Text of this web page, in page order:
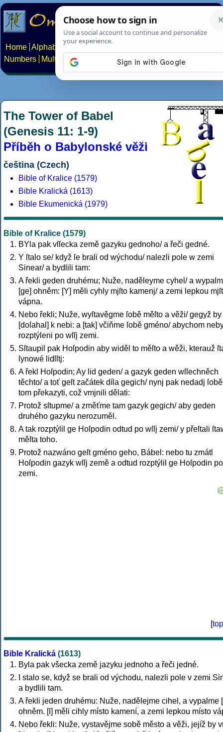
Home Alphabets Constructed scripts
Numbers
Multilingual Pages Search News About
The Tower of Babel
(Genesis 11: 1-9)
Příběh o Babylonské věži
čeština (Czech)
Bible of Kralice (1579)
Bible Kralická (1613)
Bible Ekumenická (1979)
Bible of Kralice (1579)
BYla pak vſſecka země gazyku gednoho/ a řeči gedné.
Y ſtalo se/ když ſe brali od wýchodu/ nalezli pole w zemi
Sinear/ a bydlili tam:
A řekli geden druhému; Nuže, naděleyme cyhel/ a
[ge] ohněm: [Y] měli cyhly mjſto kamenj/ a zemi lepkou
vápna.
Nebo řekli; Nuže, wyſtavěgme ſobě měſto a věži/ gegyž
[doſahal] k nebi: a [tak] včiňme ſobě gméno/ abychom
rozptýleni po wſſj zemi.
Sſtaupil pak Hoſpodin aby widěl to měſto a wěži, kterauž
ſynowé lidſſtj:
A řekl Hoſpodin; Ay lid geden/ a gazyk geden wſſechněch
těchto/ a toť geſt začátek díla gegich/ nynj pak nedadj
tom překazyti, což vmjnili dělati:
Protož sſtupme/ a změťme tam gazyk gegich/ aby geden
druhého gazyku nerozuměl.
A tak rozptýlil ge Hoſpodin odtud po wſſj zemi/ y přeſtali
měſta toho.
Protož nazwáno geſt gméno geho, Bábel: nebo tu zmátl
Hoſpodin gazyk wſſj země a odtud rozptýlil ge Hoſpodin po
zemi.
[top
Bible Kralická (1613)
Byla pak všecka země jazyku jednoho a řeči jedné.
I stalo se, když se brali od východu, nalezli pole v zemi
a bydlili tam.
A řekli jeden druhému: Nuže, nadělejme cihel, a vypalme
ohněm. [I] měli cihly místo kamení, a zemi lepkou místo
Nebo řekli: Nuže, vystavějme sobě město a věži, jejíž by